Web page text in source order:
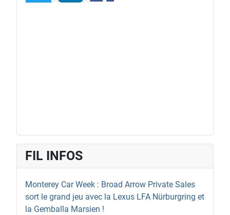
FIL INFOS
Monterey Car Week : Broad Arrow Private Sales
sort le grand jeu avec la Lexus LFA Nürburgring et
la Gemballa Marsien !